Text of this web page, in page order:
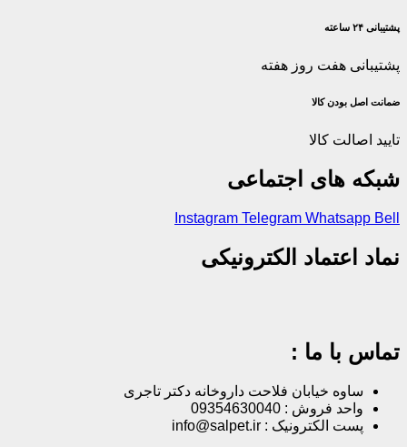
پشتیبانی ۲۴ ساعته
پشتیبانی هفت روز هفته
ضمانت اصل‌ بودن کالا
تایید اصالت کالا
شبکه های اجتماعی
Instagram Telegram Whatsapp Bell
نماد اعتماد الکترونیکی
تماس با ما :
ساوه خیابان فلاحت داروخانه دکتر تاجری
واحد فروش : 09354630040
پست الکترونیک : info@salpet.ir